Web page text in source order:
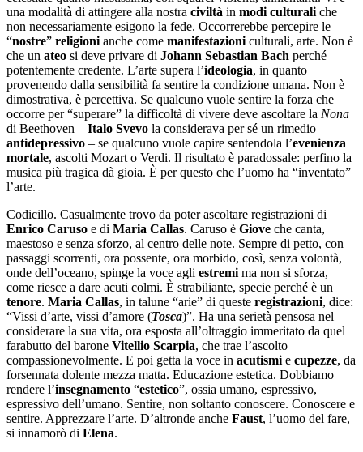
una modalità di attingere alla nostra civiltà in modi culturali che
non necessariamente esigono la fede. Occorrerebbe percepire le
“nostre” religioni anche come manifestazioni culturali, arte. Non è
che un ateo si deve privare di Johann Sebastian Bach perché
potentemente credente. L’arte supera l’ideologia, in quanto
provenendo dalla sensibilità fa sentire la condizione umana. Non è
dimostrativa, è percettiva. Se qualcuno vuole sentire la forza che
occorre per “superare” la difficoltà di vivere deve ascoltare la Nona
di Beethoven – Italo Svevo la considerava per sé un rimedio
antidepressivo – se qualcuno vuole capire sentendola l’evenienza
mortale, ascolti Mozart o Verdi. Il risultato è paradossale: perfino la
musica più tragica dà gioia. È per questo che l’uomo ha “inventato”
l’arte.
Codicillo. Casualmente trovo da poter ascoltare registrazioni di
Enrico Caruso e di Maria Callas. Caruso è Giove che canta,
maestoso e senza sforzo, al centro delle note. Sempre di petto, con
passaggi scorrenti, ora possente, ora morbido, così, senza volontà,
onde dell’oceano, spinge la voce agli estremi ma non si sforza,
come riesce a dare acuti colmi. È strabiliante, specie perché è un
tenore. Maria Callas, in talune “arie” di queste registrazioni, dice:
“Vissi d’arte, vissi d’amore (Tosca)”. Ha una serietà pensosa nel
considerare la sua vita, ora esposta all’oltraggio immeritato da quel
farabutto del barone Vitellio Scarpia, che trae l’ascolto
compassionevolmente. E poi getta la voce in acutismi e cupezze, da
forsennata dolente mezza matta. Educazione estetica. Dobbiamo
rendere l’insegnamento “estetico”, ossia umano, espressivo,
espressivo dell’umano. Sentire, non soltanto conoscere. Conoscere e
sentire. Apprezzare l’arte. D’altronde anche Faust, l’uomo del fare,
si innamorò di Elena.